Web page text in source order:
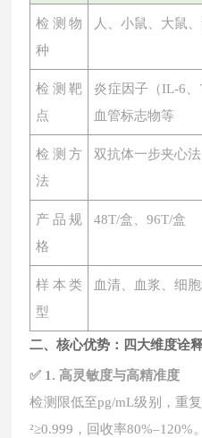
检测物
种
人、小鼠、大鼠
检测靶
点
炎症因子（IL-6、
血管标志物等
检测方
法
双抗体一步夹心
产品规
格
48T/盒、96T/盒
样本类
型
血清、血浆、细
二、核心优势：四大维度诠
✅ 1. 高灵敏度与高精准度
检测限低至pg/mL级别，重
²≥0.999，回收率80%–120%。